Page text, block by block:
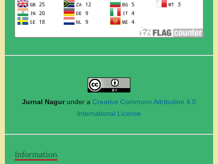
Jurnal Nagurunder a Creative Commons Attribution 4.0
International License
Information